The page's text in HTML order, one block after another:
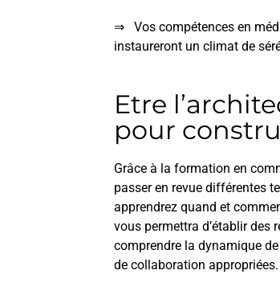
⇒ Vos compétences en
instaureront un climat de
Etre
pour
Grâce à la formation en
passer en revue différentes
apprendrez quand et
vous permettra d’établir des
comprendre la dynamique
de collaboration appropriées.